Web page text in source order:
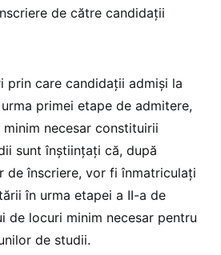
de către candidații
prin care candidații admiși la
primei etape de admitere,
necesar constituirii
sunt înștiințați că, după
de înscriere, vor fi înmatriculați
în urma etapei a II-a de
de locuri minim necesar pentru
de studii.